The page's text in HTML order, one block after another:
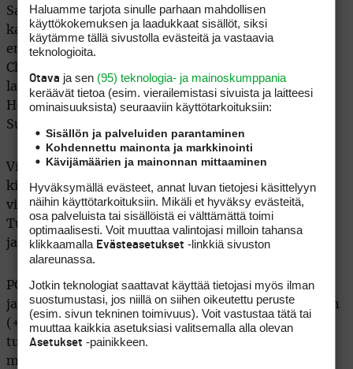
Sami Välimäki (+3) eteni jatkokierroksille lopulta
kahden lyönnin turvin. Jatkopaikka on hänen
ensimmäisensä uran neljännessä PGA
Championshipissä. Sijaa 59 jakava Välimäki saa
lauantain kierrokselle seuraa Tanskan Rasmus
Højgaardista. He lähtevät kierrokselleen kello 16.24
Suomen aikaa.
Viikonlopun kierroksille pääsi myös major-
kilpailuissa debytoiva Mikael Lindberg (+2). Pari
viikkoa sitten ensimmäisen DP World Tour -kisansa
Turkin Belekissä voittanut ruotsalainen on sijaa 44
jakavien joukossa.
PGA of America -järjestön golfopettajajäsenistä
jatkoon ylsi ainoana sijalla T30 oleva USA:n Ben Kern
(+1). Hän jakoi peräti päivän kolmanneksi kovinta
tulosta 67, ja lähtee lauantaihin samalta viivalta
muun muassa McIlroyn kanssa.
Haluamme tarjota sinulle parhaan mahdollisen
käyttökokemuksen ja laadukkaat sisällöt, siksi
käytämme tällä sivustolla evästeitä ja vastaavia
teknologioita.
Otava ja sen (95) teknologia- ja mainoskumppania
keräävät tietoa (esim. vierailemis­tasi sivuista ja laitteesi
ominaisuuk­sista) seuraaviin käyttötarkoituksiin:
Sisällön ja palveluiden parantaminen
Kohdennettu mainonta ja markkinointi
Kävijämäärien ja mainonnan mittaaminen
Hyväksymällä evästeet, annat luvan tietojesi käsittelyyn
näihin käyttötarkoituksiin. Mikäli et hyväksy evästeitä,
osa palveluista tai sisällöistä ei välttämättä toimi
optimaalisesti. Voit muuttaa valintojasi milloin tahansa
klikkaamalla Evästeasetukset -linkkiä sivuston
alareunassa.
Jotkin teknologiat saattavat käyttää tietojasi myös ilman
suostumustasi, jos niillä on siihen oikeutettu peruste
(esim. sivun tekninen toimivuus). Voit vastustaa tätä tai
muuttaa kaikkia asetuksiasi valitsemalla alla olevan
Asetukset -painikkeen.